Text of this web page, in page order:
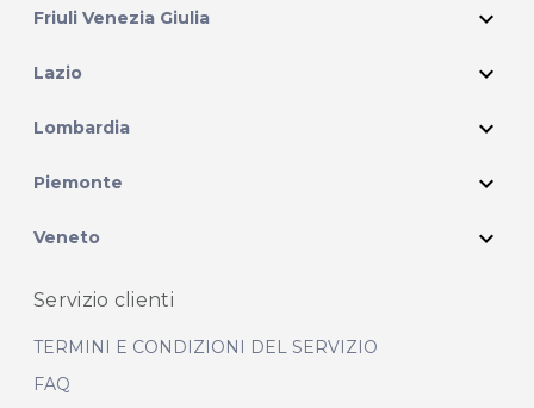
Friuli Venezia Giulia expand_more
Lazio expand_more
Lombardia expand_more
Piemonte expand_more
Veneto expand_more
Servizio clienti
TERMINI E CONDIZIONI DEL SERVIZIO
FAQ